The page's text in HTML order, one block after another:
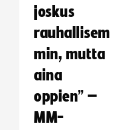
joskus
rauhallisem
min, mutta
aina
oppien” –
MM-